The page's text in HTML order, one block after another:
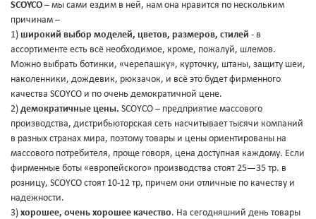
SCOYCO – мы сами ездим в ней, нам она нравится по нескольким
причинам –
1) широкий выбор моделей, цветов, размеров, стилей - в
ассортименте есть всё необходимое, кроме, пожалуй, шлемов.
Можно выбрать ботинки, «черепашку», курточку, штаны, защиту шеи,
наколенники, дождевик, рюкзачок, и всё это будет фирменного
качества SCOYCO и по очень демократичной цене.
2) демократичные цены. SCOYCO – предприятие массового
производства, дистрибьюторская сеть насчитывает тысячи компаний
в разных странах мира, поэтому товары и цены ориентированы на
массового потребителя, проще говоря, цена доступная каждому. Если
фирменные боты «европейского» производства стоят 25—35 тр. в
розницу, SCOYCO стоят 10-12 тр, причем они отличные по качеству и
надежности.
3) хорошее, очень хорошее качество. На сегодняшний день товары